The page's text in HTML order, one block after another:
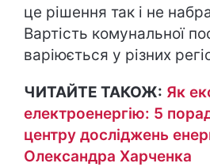
це рішення так і не
Вартість комунальної
варіюється у різних
ЧИТАЙТЕ ТАКОЖ: Як
електроенергію: 5
центру досліджень
Олександра Харченка